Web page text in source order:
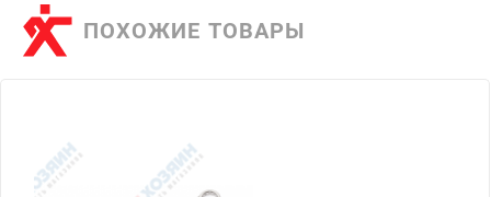
ПОХОЖИЕ ТОВАРЫ